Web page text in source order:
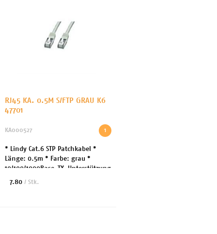
RJ45 KA. 0.5M S/FTP GRAU K6
47701
1
KA000527
* Lindy Cat.6 STP Patchkabel *
Länge: 0.5m * Farbe: grau *
10/100/1000Base-TX-Unterstützung
* Kategorie 6, 26AWG, Gigabit
7.80 / Stk.